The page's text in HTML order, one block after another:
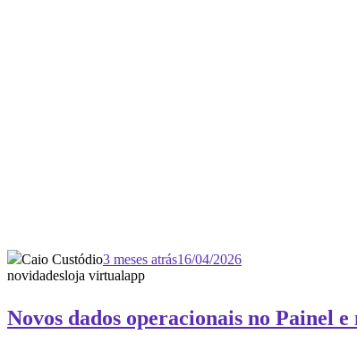
Caio Custódio3 meses atrás16/04/2026
novidadesloja virtualapp
Novos dados operacionais no Painel